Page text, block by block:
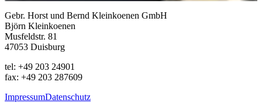
Gebr. Horst und Bernd Kleinkoenen GmbH
Björn Kleinkoenen
Musfeldstr. 81
47053 Duisburg
tel: +49 203 24901
fax: +49 203 287609
ImpressumDatenschutz